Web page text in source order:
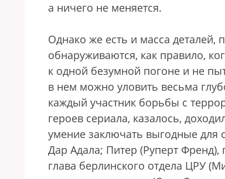
а ничего не меняется.
Однако же есть и масса
обнаруживаются, как правило,
к одной безумной погоне и не
в нем можно уловить весьма
каждый участник борьбы с
героев сериала, казалось,
умение заключать выгодные для
Дар Адала; Питер (Руперт
глава берлинского отдела ЦРУ